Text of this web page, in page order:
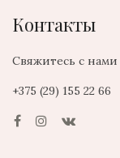
Контакты
Свяжитесь с
+375 (29) 155 22 66